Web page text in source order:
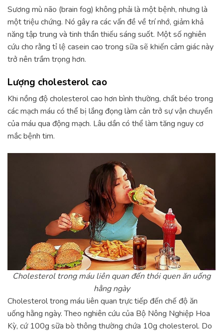
Sương mù não (brain fog) không phải là một bệnh, nhưng là
một triệu chứng. Nó gây ra các vấn đề về trí nhớ, giảm khả
năng tập trung và tinh thần thiếu sáng suốt. Một số nghiên
cứu cho rằng tỉ lệ casein cao trong sữa sẽ khiến cảm giác này
trở nên trầm trọng hơn.
Lượng cholesterol cao
Khi nồng độ cholesterol cao hơn bình thường, chất béo trong
các mạch máu có thể bị lắng đọng làm cản trở sự vận chuyển
của máu qua động mạch. Lâu dần có thể làm tăng nguy cơ
mắc bệnh tim.
Cholesterol trong máu liên quan đến thói quen ăn uống
hằng ngày
Cholesterol trong máu liên quan trực tiếp đến chế độ ăn
uống hằng ngày. Theo nghiên cứu của Bộ Nông Nghiệp Hoa
Kỳ, cứ 100g sữa bò thông thường chứa 10g cholesterol. Do